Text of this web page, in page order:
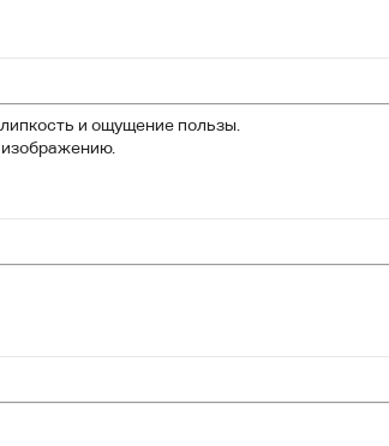
и ощущение пользы.